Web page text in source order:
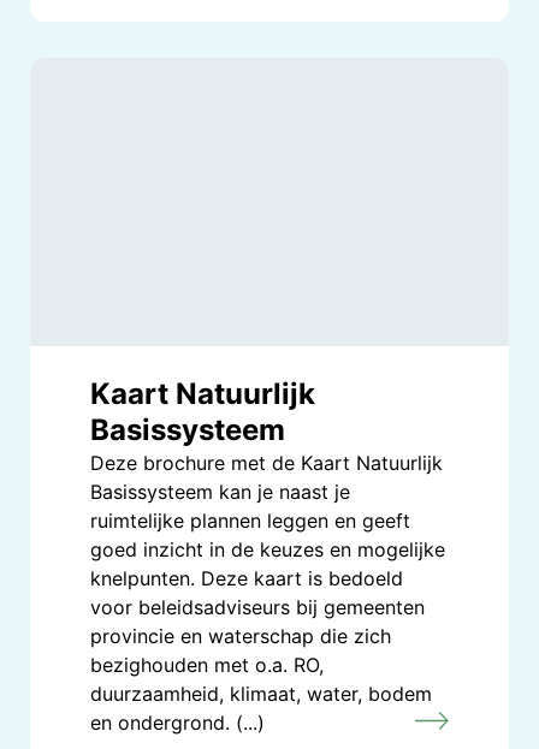
Kaart Natuurlijk
Basissysteem
Deze brochure met de Kaart Natuurlijk
Basissysteem kan je naast je
ruimtelijke plannen leggen en geeft
goed inzicht in de keuzes en mogelijke
knelpunten. Deze kaart is bedoeld
voor beleidsadviseurs bij gemeenten
provincie en waterschap die zich
bezighouden met o.a. RO,
duurzaamheid, klimaat, water, bodem
en ondergrond. (...)